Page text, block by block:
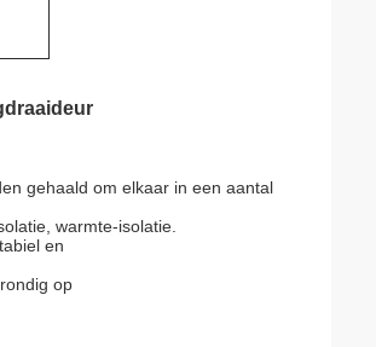
draaideur
gehaald om elkaar in een aantal
warmte-isolatie.
en
op